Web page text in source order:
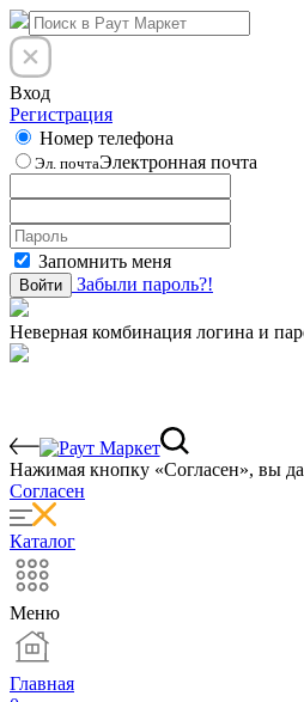
Вход
Регистрация
Номер телефона
Эл. почтаЭлектронная почта
Запомнить меня
Войти Забыли пароль?!
Неверная комбинация логина и
Нажимая кнопку «Согласен», вы
Согласен
Каталог
Меню
Главная